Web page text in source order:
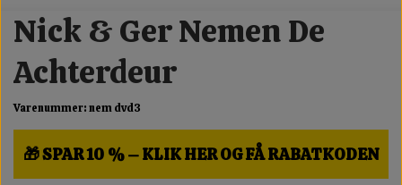
Nick & Ger Nemen De
Achterdeur
Varenummer: nem dvd3
🎁 SPAR 10 % – KLIK HER OG FÅ RABATKODEN